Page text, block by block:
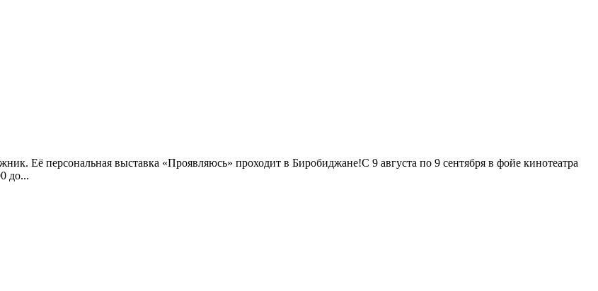
Её персональная выставка «Проявляюсь» проходит в Биробиджане!С 9 августа по 9 сентября в фойе кинотеатра
до...